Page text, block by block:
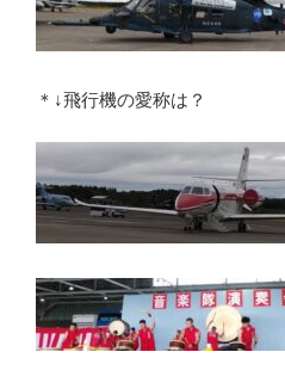
＊↓飛行機の愛称は？